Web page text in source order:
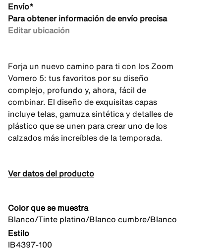
Envío*
Para obtener información de envío precisa
Editar ubicación
Forja un nuevo camino para ti con los Zoom
Vomero 5: tus favoritos por su diseño
complejo, profundo y, ahora, fácil de
combinar. El diseño de exquisitas capas
incluye telas, gamuza sintética y detalles de
plástico que se unen para crear uno de los
calzados más increíbles de la temporada.
Ver datos del producto
Color que se muestra
Blanco/Tinte platino/Blanco cumbre/Blanco
Estilo
IB4397-100